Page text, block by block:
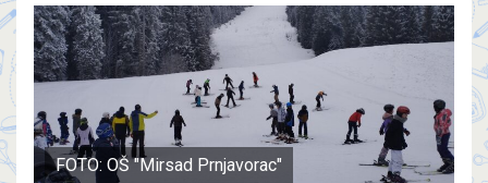
FOTO: OŠ "Mirsad Prnjavorac"